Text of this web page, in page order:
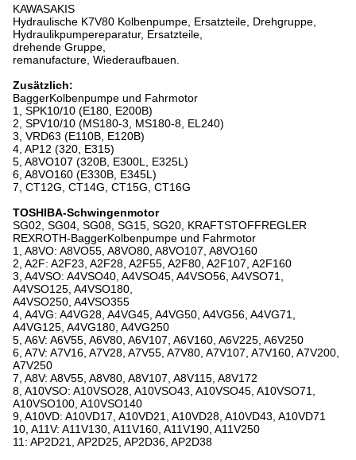
KAWASAKIS
Hydraulische K7V80 Kolbenpumpe, Ersatzteile, Drehgruppe,
Hydraulikpumpereparatur, Ersatzteile,
drehende Gruppe,
remanufacture, Wiederaufbauen.
Zusätzlich:
BaggerKolbenpumpe und Fahrmotor
1, SPK10/10 (E180, E200B)
2, SPV10/10 (MS180-3, MS180-8, EL240)
3, VRD63 (E110B, E120B)
4, AP12 (320, E315)
5, A8VO107 (320B, E300L, E325L)
6, A8VO160 (E330B, E345L)
7, CT12G, CT14G, CT15G, CT16G
TOSHIBA-Schwingenmotor
SG02, SG04, SG08, SG15, SG20, KRAFTSTOFFREGLER
REXROTH-BaggerKolbenpumpe und Fahrmotor
1, A8VO: A8VO55, A8VO80, A8VO107, A8VO160
2, A2F: A2F23, A2F28, A2F55, A2F80, A2F107, A2F160
3, A4VSO: A4VSO40, A4VSO45, A4VSO56, A4VSO71,
A4VSO125, A4VSO180,
A4VSO250, A4VSO355
4, A4VG: A4VG28, A4VG45, A4VG50, A4VG56, A4VG71,
A4VG125, A4VG180, A4VG250
5, A6V: A6V55, A6V80, A6V107, A6V160, A6V225, A6V250
6, A7V: A7V16, A7V28, A7V55, A7V80, A7V107, A7V160, A7V200,
A7V250
7, A8V: A8V55, A8V80, A8V107, A8V115, A8V172
8, A10VSO: A10VSO28, A10VSO43, A10VSO45, A10VSO71,
A10VSO100, A10VSO140
9, A10VD: A10VD17, A10VD21, A10VD28, A10VD43, A10VD71
10, A11V: A11V130, A11V160, A11V190, A11V250
11: AP2D21, AP2D25, AP2D36, AP2D38